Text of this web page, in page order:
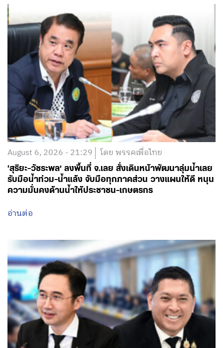
August 6, 2026 - 21:29 โดย พรรคเพื่อไทย
‘สุริยะ-วัชระพล’ ลงพื้นที่ จ.เลย สั่งเดินหน้าพัฒนาลุ่มน้ำเลย
รับมือน้ำท่วม-น้ำแล้ง จับมือทุกภาคส่วน วางแผนให้ดี หนุน
ความมั่นคงด้านน้ำให้ประชาชน-เกษตรกร
อ่านต่อ